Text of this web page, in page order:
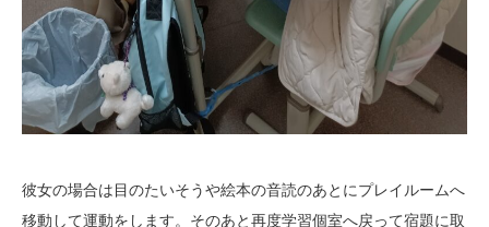
彼女の場合は目のたいそうや絵本の音読のあとにプレイルームへ
移動して運動をします。そのあと再度学習個室へ戻って宿題に取